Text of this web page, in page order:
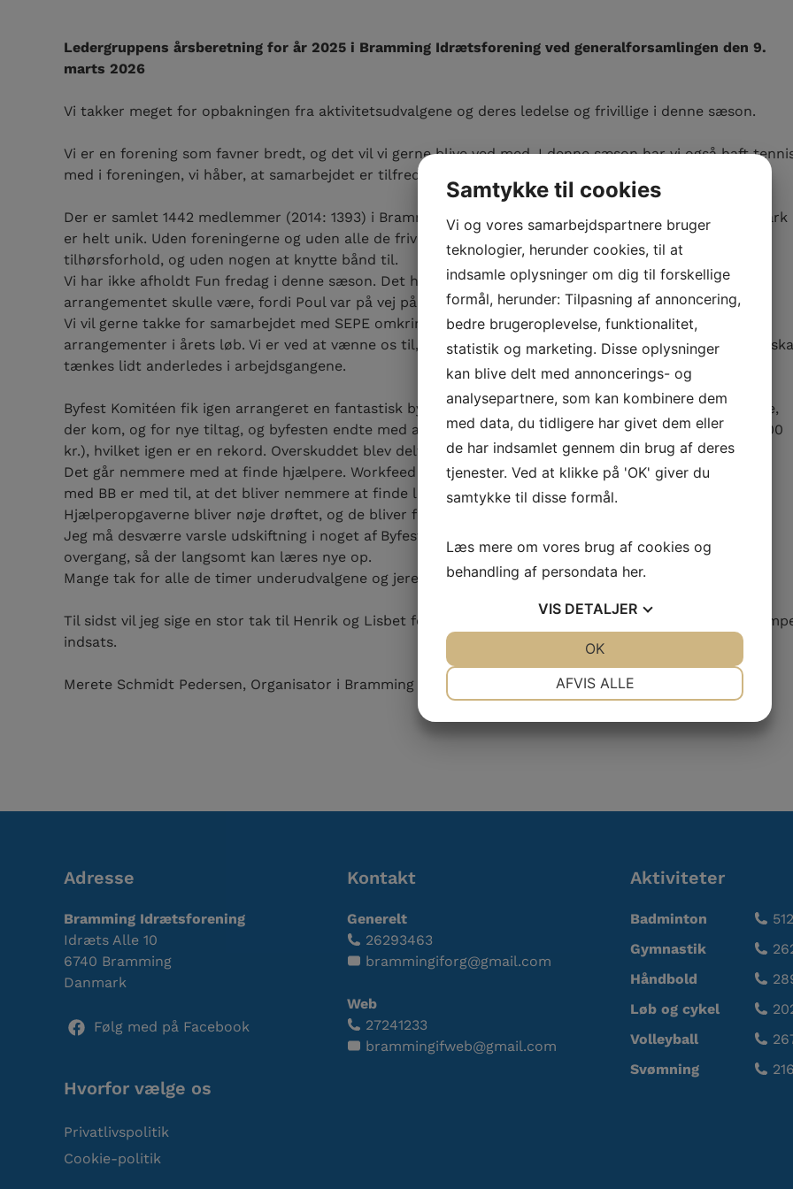
Ledergruppens årsberetning for år 2025 i Bramming Idrætsforening ved generalforsamlingen den 9.
marts 2026
Vi takker meget for opbakningen fra aktivitetsudvalgene og deres ledelse og frivillige i denne sæson.
Vi er en forening som favner bredt, og det vil vi gerne blive ved med. I denne sæson har vi også haft
med i foreningen, vi håber, at samarbejdet er tilfredsstillende.
Der er samlet 1442 medlemmer (2014: 1393) i Bramming Idrætsforening. Vores foreningskultur i Danmark
er helt unik. Uden foreningerne og uden alle de frivillige stod mange uden en fritidsaktivitet, uden et
tilhørsforhold, og uden nogen at knytte bånd til.
Vi har ikke afholdt Fun fredag i denne sæson. Det har været lidt uvist, hvordan samarbejdet omkring
arrangementet skulle være, fordi Poul var på vej på pension.
Vi vil gerne takke for samarbejdet med SEPE omkring dagligdagen i centeret og omkring forskellige
arrangementer i årets løb. Vi er ved at vænne os til, at Poul ikke er halinspektør længere, og at der nu
tænkes lidt anderledes i arbejdsgangene.
Byfest Komitéen fik igen arrangeret en fantastisk byfest i 2025. De har fået meget ros for de kunstnere,
der kom, og for nye tiltag, og byfesten endte med at give et samlet overskud på 790.000 (2024: 660.000
kr.), hvilket igen er en rekord. Overskuddet blev delt mellem BB og BIF, 395.000 til hver.
Det går nemmere med at finde hjælpere. Workfeed giver et større overblik, men det tætte samarbejde
med BB er med til, at det bliver nemmere at finde løsninger på de problemer, vi møder på vejen.
Hjælperopgaverne bliver nøje drøftet, og de bliver fordelt så ligeligt som muligt.
Jeg må desværre varsle udskiftning i noget af Byfest Komiteen. Men at det bliver med en glidende
overgang, så der langsomt kan læres nye op.
Mange tak for alle de timer underudvalgene og jeres frivillige lægger i byfesten.
Til sidst vil jeg sige en stor tak til Henrik og Lisbet for at være med i ledergruppen og for at yde en
indsats.
Merete Schmidt Pedersen, Organisator i Bramming Idrætsforening
Adresse
Bramming Idrætsforening
Idræts Alle 10
6740 Bramming
Danmark
Følg med på Facebook
Hvorfor vælge os
Privatlivspolitik
Cookie-politik
Kontakt
Generelt
26293463
brammingiforg@gmail.com
Web
27241233
brammingifweb@gmail.com
Aktiviteter
Badminton
Gymnastik
Håndbold
Løb og cykel
Volleyball
Svømning
Samtykke til cookies
Vi og vores samarbejdspartnere bruger
teknologier, herunder cookies, til at
indsamle oplysninger om dig til forskellige
formål, herunder: Tilpasning af annoncering,
bedre brugeroplevelse, funktionalitet,
statistik og marketing. Disse oplysninger
kan blive delt med annoncerings- og
analysepartnere, som kan kombinere dem
med data, du tidligere har givet dem eller
de har indsamlet gennem din brug af deres
tjenester. Ved at klikke på 'OK' giver du
samtykke til disse formål.
Læs mere om vores brug af cookies og
behandling af persondata her.
VIS DETALJER
AFVIS ALLE
OK